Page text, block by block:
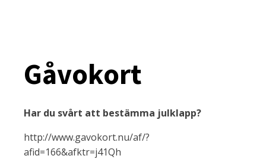
Gåvokort
Har du svårt att bestämma julklapp?
http://www.gavokort.nu/af/?
afid=166&afktr=j41Qh